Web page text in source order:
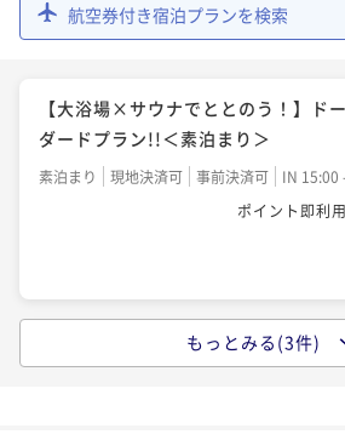
航空券付き宿泊プランを検索
【大浴場×サウナでととのう！】ド
ダードプラン!!＜素泊まり＞
素泊まり 現地決済可 事前決済可
IN 15:00
ポイント即利
【ロングステイ◆素泊り】13時イン
もっとみる(3件)